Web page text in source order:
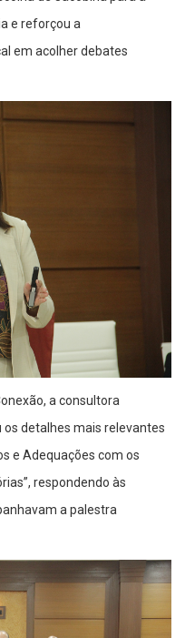
e reforçou a
em acolher debates
a consultora
detalhes mais relevantes
e Adequações com os
respondendo às
a palestra